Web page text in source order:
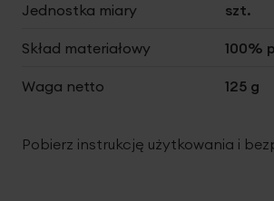
Jednostka miary szt.
Skład materiałowy 100%
Waga netto 125 g
Pobierz instrukcję użytkowania i